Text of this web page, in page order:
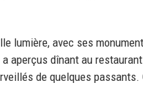
lumière, avec ses
aperçus dînant au
de quelques